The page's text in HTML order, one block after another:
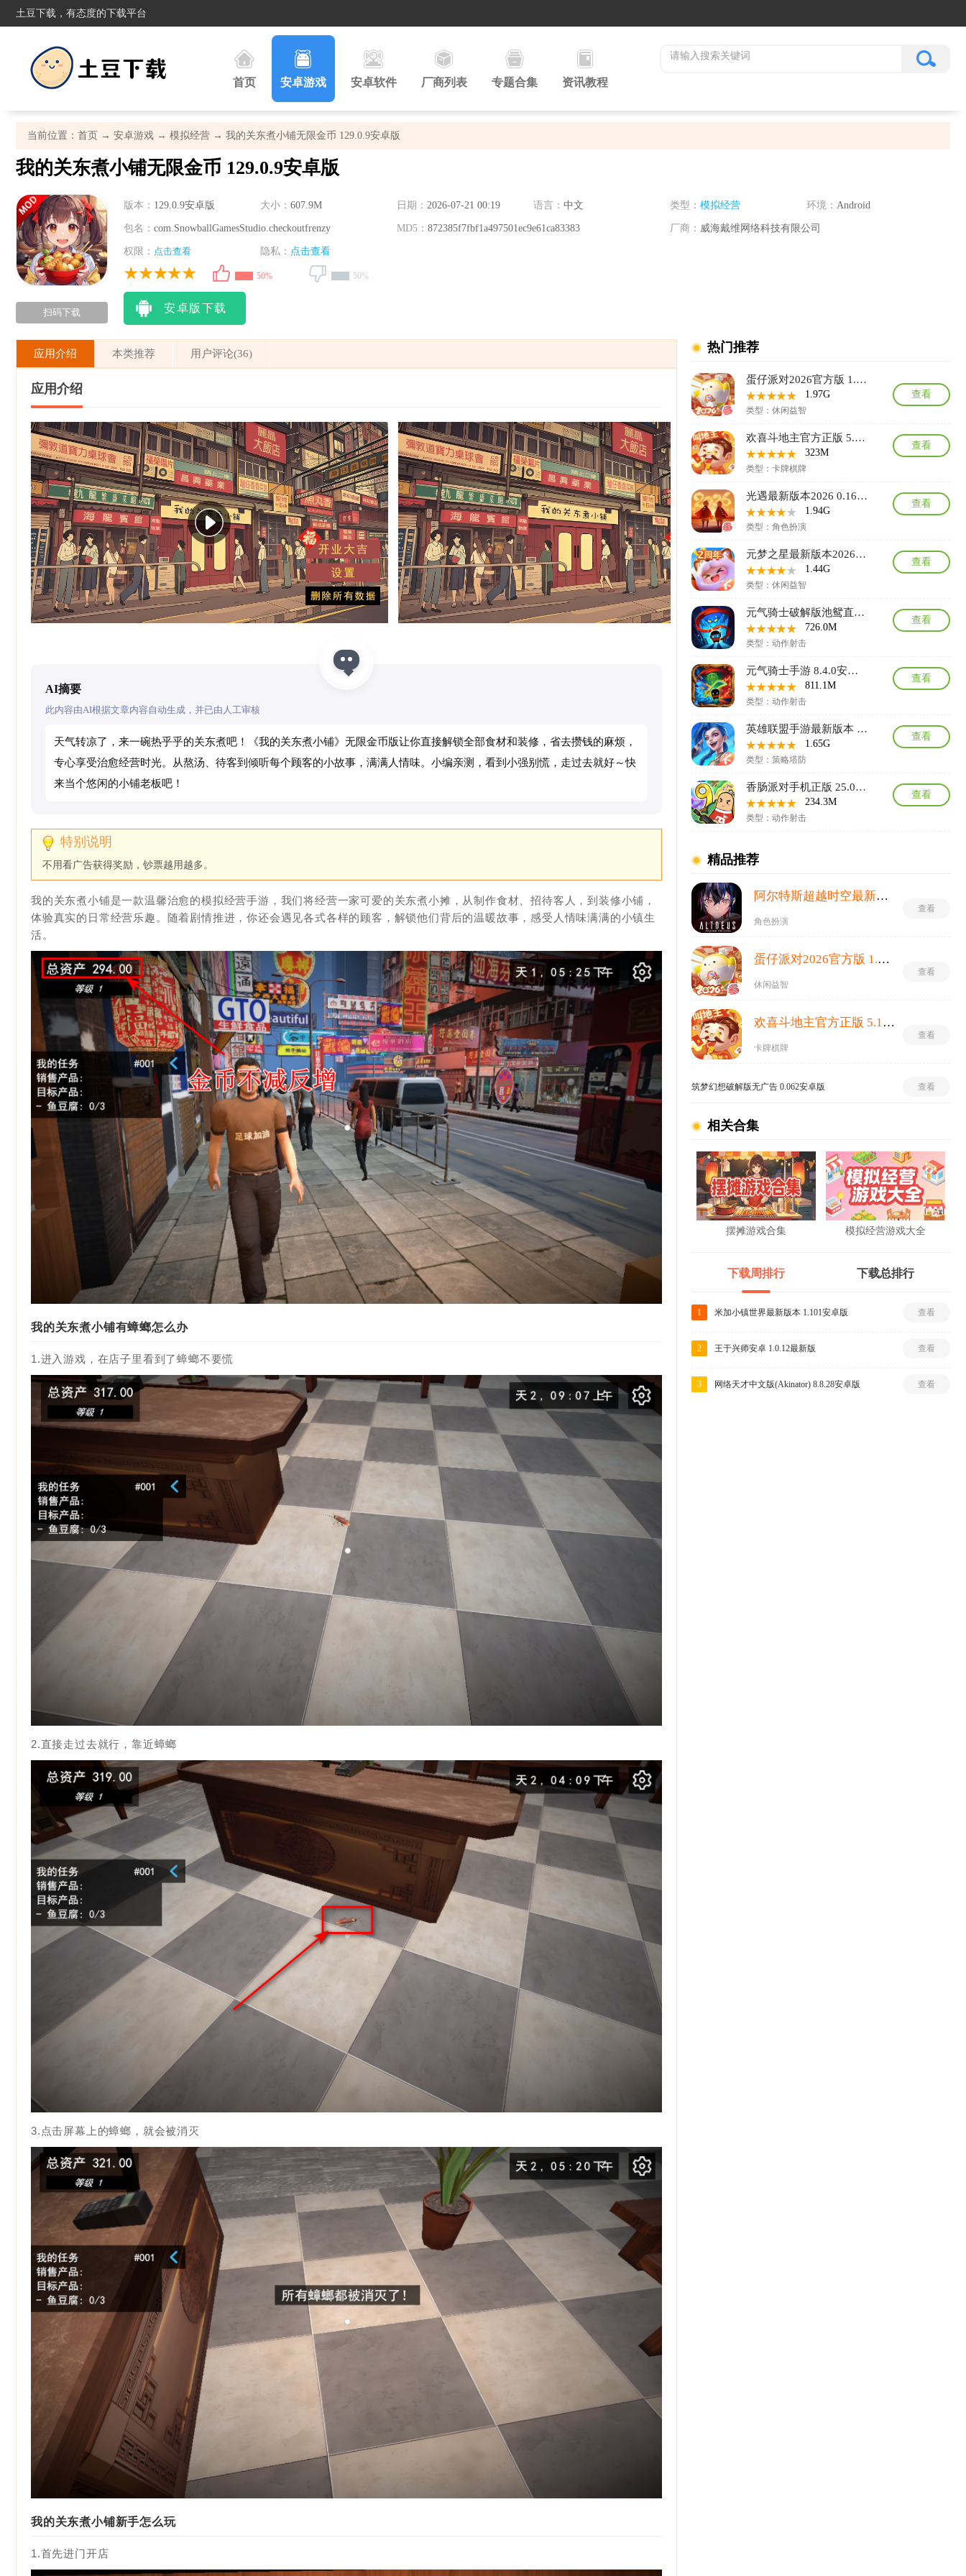
土豆下载，有态度的下载平台
首页 安卓游戏 安卓软件 厂商列表 专题合集 资讯教程
当前位置： 首页 → 安卓游戏 → 模拟经营 → 我的关东煮小铺无限金币 129.0.9安卓版
我的关东煮小铺无限金币 129.0.9安卓版
扫码下载
版本： 129.0.9安卓版 大小： 607.9M 日期： 2026-07-21 00:19 语言： 中文 类型： 模拟经营 环境： Android
包名： com.SnowballGamesStudio.checkoutfrenzy MD5： 872385f7fbf1a497501ec9e61ca83383 厂商： 威海戴维网络科技有限公司
权限： 点击查看 隐私： 点击查看
50% 50%
安卓版下载
应用介绍 本类推荐 用户评论(36)
应用介绍
AI摘要
此内容由AI根据文章内容自动生成，并已由人工审核
天气转凉了，来一碗热乎乎的关东煮吧！《我的关东煮小铺》无限金币版让你直接解锁全部食材和装修，省去攒钱的麻烦，
专心享受治愈经营时光。从熬汤、待客到倾听每个顾客的小故事，满满人情味。小编亲测，看到小强别慌，走过去就好～快
来当个悠闲的小铺老板吧！
不用看广告获得奖励，钞票越用越多。
我的关东煮小铺是一款温馨治愈的模拟经营手游，我们将经营一家可爱的关东煮小摊，从制作食材、招待客人，到装修小铺，
体验真实的日常经营乐趣。随着剧情推进，你还会遇见各式各样的顾客，解锁他们背后的温暖故事，感受人情味满满的小镇生
活。
我的关东煮小铺有蟑螂怎么办
1.进入游戏，在店子里看到了蟑螂不要慌
2.直接走过去就行，靠近蟑螂
3.点击屏幕上的蟑螂，就会被消灭
我的关东煮小铺新手怎么玩
1.首先进门开店
热门推荐
蛋仔派对2026官方版 1.0.281安卓版
1.97G
类型：休闲益智
查看
欢喜斗地主官方正版 5.1.420安卓版
323M
类型：卡牌棋牌
查看
光遇最新版本2026 0.16.1安卓版
1.94G
类型：角色扮演
查看
元梦之星最新版本2026 1.5.82.1安卓版
1.44G
类型：休闲益智
查看
元气骑士破解版池鸳直装最新版 8.4.0安卓版
726.0M
类型：动作射击
查看
元气骑士手游 8.4.0安卓版
811.1M
类型：动作射击
查看
英雄联盟手游最新版本 7.2.0.2458安卓版
1.65G
类型：策略塔防
查看
香肠派对手机正版 25.07最新版
234.3M
类型：动作射击
查看
精品推荐
查看
阿尔特斯超越时空最新版(ALTDEUS: Beyond Chronos) 1.0.0安卓版
角色扮演
查看
蛋仔派对2026官方版 1.0.281安卓版
休闲益智
查看
欢喜斗地主官方正版 5.1.420安卓版
卡牌棋牌
查看
筑梦幻想破解版无广告 0.062安卓版
相关合集
摆摊游戏合集 模拟经营游戏大全
下载周排行 下载总排行
1 查看
米加小镇世界最新版本 1.101安卓版
2 查看
王于兴师安卓 1.0.12最新版
3 查看
网络天才中文版(Akinator) 8.8.28安卓版